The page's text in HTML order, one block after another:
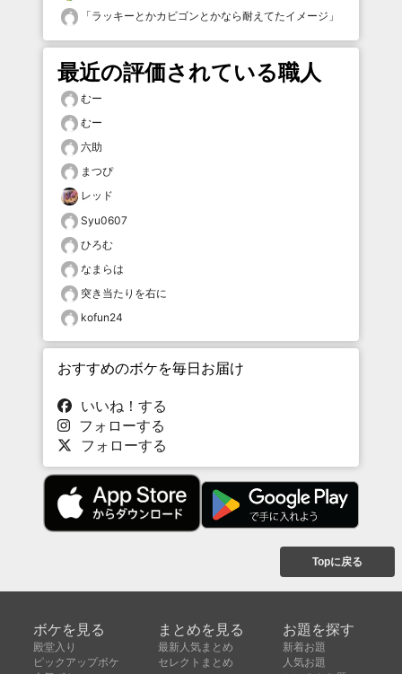
「ラッキーとかカビゴンとかなら耐えてたイメージ 」
最近の評価されている職人
むー
むー
六助
まつぴ
レッド
Syu0607
ひろむ
なまらは
突き当たりを右に
kofun24
おすすめのボケを毎日お届け
いいね！する
フォローする
フォローする
Topに戻る
ボケを見る
殿堂入り
ピックアップボケ
まとめを見る
最新人気まとめ
セレクトまとめ
お題を探す
新着お題
人気お題